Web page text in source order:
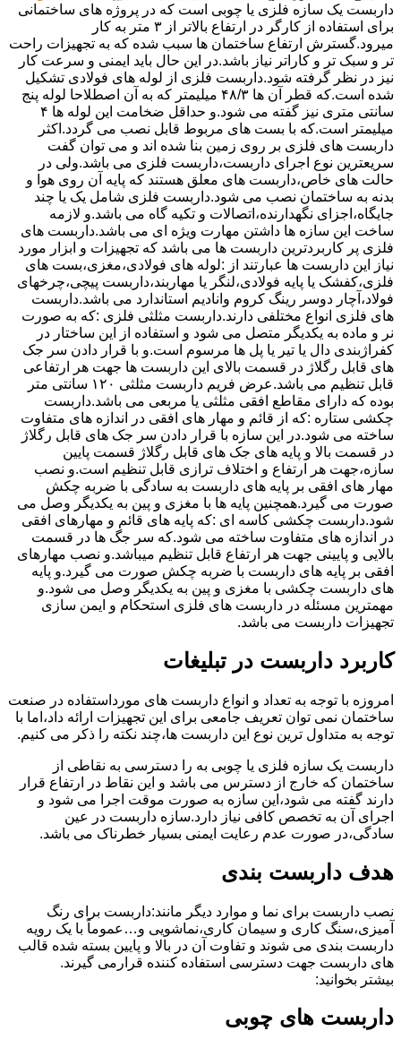
داربست یک سازه فلزی یا چوبی است که در پروژه های ساختمانی
برای استفاده از کارگر در ارتفاع بالاتر از ۳ متر به کار
میرود.گسترش ارتفاع ساختمان ها سبب شده که به تجهیزات راحت
تر و سبک تر و کاراتر نیاز باشد.در این حال باید ایمنی و سرعت کار
نیز در نظر گرفته شود.داربست فلزی از لوله های فولادی تشکیل
شده است.که قطر آن ها ۴۸/۳ میلیمتر که به آن اصطلاحا لوله پنج
سانتی متری نیز گفته می شود.و حداقل ضخامت این لوله ها ۴
میلیمتر است.که با بست های مربوط قابل نصب می گردد.اکثر
داربست های فلزی بر روی زمین بنا شده اند و می توان گفت
سریعترین نوع اجرای داربست،داربست فلزی می باشد.ولی در
حالت های خاص،داربست های معلق هستند که پایه آن روی هوا و
بدنه به ساختمان نصب می شود.داربست فلزی شامل یک یا چند
جایگاه،اجزای نگهدارنده،اتصالات و تکیه گاه می باشد.و لازمه
ساخت این سازه ها داشتن مهارت ویژه ای می باشد.داربست های
فلزی پر کاربردترین داربست ها می باشد که تجهیزات و ابزار مورد
نیاز این داربست ها عبارتند از :لوله های فولادی،مغزی،بست های
فلزی،کفشک یا پایه فولادی،لنگر یا مهاربند،داربست پیچی،چرخهای
فولاد،آچار دوسر رینگ کروم وانادیم استاندارد می باشد.داربست
های فلزی انواع مختلفی دارند.داربست مثلثی فلزی :که به صورت
نر و ماده به یکدیگر متصل می شود و استفاده از این ساختار در
کفراژبندی دال یا تیر یا پل ها مرسوم است.و با قرار دادن سر جک
های قابل رگلاژ در قسمت بالای این داربست ها جهت هر ارتفاعی
قابل تنظیم می باشد.عرض فریم داربست مثلثی ۱۲۰ سانتی متر
بوده که دارای مقاطع افقی مثلثی یا مربعی می باشد.داربست
چکشی ستاره :که از قائم و مهار های افقی در اندازه های متفاوت
ساخته می شود.در این سازه با قرار دادن سر جک های قابل رگلاژ
در قسمت بالا و پایه های جک های قابل رگلاژ قسمت پایین
سازه،جهت هر ارتفاع و اختلاف ترازی قابل تنظیم است.و نصب
مهار های افقی بر پایه های داربست به سادگی با ضربه چکش
صورت می گیرد.همچنین پایه ها با مغزی و پین به یکدیگر وصل می
شود.داربست چکشی کاسه ای :که پایه های قائم و مهارهای افقی
در اندازه های متفاوت ساخته می شود.که سر جگ ها در قسمت
بالایی و پایینی جهت هر ارتفاع قابل تنظیم میباشد.و نصب مهارهای
افقی بر پایه های داربست با ضربه چکش صورت می گیرد.و پایه
های داربست چکشی با مغزی و پین به یکدیگر وصل می شود.و
مهمترین مسئله در داربست های فلزی استحکام و ایمن سازی
تجهیزات داربست می باشد.
کاربرد داربست در تبلیغات
امروزه با توجه به تعداد و انواع داربست های مورداستفاده در صنعت
ساختمان نمی توان تعریف جامعی برای این تجهیزات ارائه داد،اما با
توجه به متداول ترین نوع این داربست ها،چند نکته را ذکر می کنیم.
داربست یک سازه فلزی یا چوبی به را دسترسی به نقاطی از
ساختمان که خارج از دسترس می باشد و این نقاط در ارتفاع قرار
دارند گفته می شود،این سازه به صورت موقت اجرا می شود و
اجرای آن به تخصص کافی نیاز دارد.سازه داربست در عین
سادگی،در صورت عدم رعایت ایمنی بسیار خطرناک می باشد.
هدف داربست بندی
نصب داربست برای نما و موارد دیگر مانند:داربست برای رنگ
آمیزی،سنگ کاری و سیمان کاری،نماشویی و…عموماً با یک رویه
داربست بندی می شوند و تفاوت آن در بالا و پایین بسته شده قالب
های داربست جهت دسترسی استفاده کننده قرارمی گیرند.
بیشتر بخوانید:
داربست های چوبی